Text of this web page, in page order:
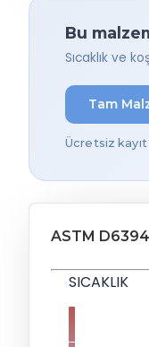
Bu
Sıcaklık ve
Tam
Ücretsiz kayıt
ASTM D6394
SICAKLIK